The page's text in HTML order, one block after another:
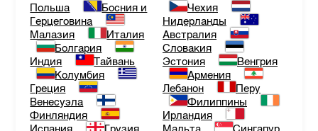
Польша
Босния и
Герцеговина
Малазия
Италия
Болгария
Индия
Тайвань
Колумбия
Греция
Венесуэла
Финляндия
Чехия
Нидерланды
Австралия
Словакия
Эстония
Венгрия
Армения
Лебанон
Перу
Филиппины
Ирландия